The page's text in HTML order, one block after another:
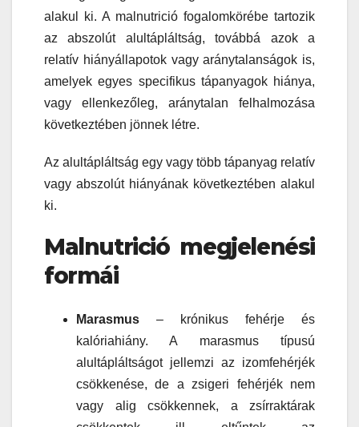
alakul ki. A malnutrició fogalomkörébe tartozik
az abszolút alultápláltság, továbbá azok a
relatív hiányállapotok vagy aránytalanságok is,
amelyek egyes specifikus tápanyagok hiánya,
vagy ellenkezőleg, aránytalan felhalmozása
következtében jönnek létre.
Az alultápláltság egy vagy több tápanyag relatív
vagy abszolút hiányának következtében alakul
ki.
Malnutrició megjelenési
formái
Marasmus – krónikus fehérje és
kalóriahiány. A marasmus típusú
alultápláltságot jellemzi az izomfehérjék
csökkenése, de a zsigeri fehérjék nem
vagy alig csökkennek, a zsírraktárak